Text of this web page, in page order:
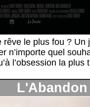
le plus fou ?
n’importe quel
l’obsession la plus
L'Abandon